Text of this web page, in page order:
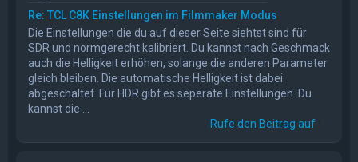
Re: TCL C8K Einstellungen im Filmmaker Modus
Die Einstellungen die du auf dieser Seite siehtst sind für
SDR und normgerecht kalibriert. Du kannst nach Geschmack
auch die Helligkeit erhöhen, solange die anderen Parameter
gleich bleiben. Die automatische Helligkeit ist dabei
abgeschaltet. Für HDR gibt es seperate Einstellungen. Du
kannst die ...
Rufe den Beitrag auf